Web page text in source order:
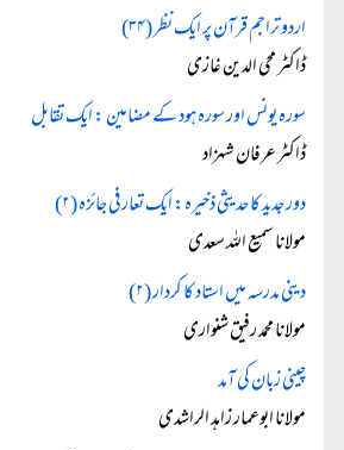
اردو تراجم قرآن پر ایک نظر (۳۴)
ڈاکٹر محی الدین غازی
سورہ یونس اور سورہ ہود کے مضامین : ایک تقابل
ڈاکٹر عرفان شہزاد
دور جدید کا حدیثی ذخیرہ: ایک تعارفی جائزہ (۲)
مولانا سمیع اللہ سعدی
دینی مدرسہ میں استاد کا کردار (۲)
مولانا محمد رفیق شنواری
چینی زبان کی آمد
مولانا ابوعمار زاہد الراشدی